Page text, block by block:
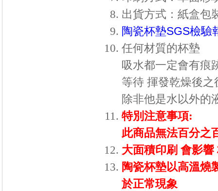
出貨方式：紙盒包
陶瓷杯墊SGS檢驗
任何材質的杯墊
吸水都一定會有痕
等待 揮發乾燥後
除非他是水以外的
特別注意事項:
此商品無法百分之
大面積印刷 會影
陶瓷杯墊以高溫燒
於正常現象